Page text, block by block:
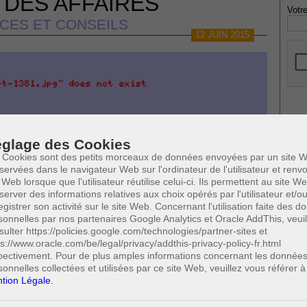
des Cookies
Cookies sont des petits morceaux de données envoyées par un site
dans le navigateur Web sur l'ordinateur de l'utilisateur et
lorsque que l'utilisateur réutilise celui-ci. Ils permettent au site
des informations relatives aux choix opérés par l'utilisateur et/
son activité sur le site Web. Concernant l'utilisation faite des
par nos partenaires Google Analytics et Oracle AddThis,
https://policies.google.com/technologies/partner-sites et
www.oracle.com/be/legal/privacy/addthis-privacy-policy-fr.html
Pour de plus amples informations concernant les données
collectées et utilisées par ce site Web, veuillez vous référer
Légale.
ET CONSEILS
12 JUIN 2015
SUPPLÉMENTAIRES À CHARGE
REGARD DE LÉGISLATION SUR LA
DES CONSOMMATEURS ?
Cette page a été vue0 fois
dont0 le mois dernier.
DE VOUS INTERESSER:
*